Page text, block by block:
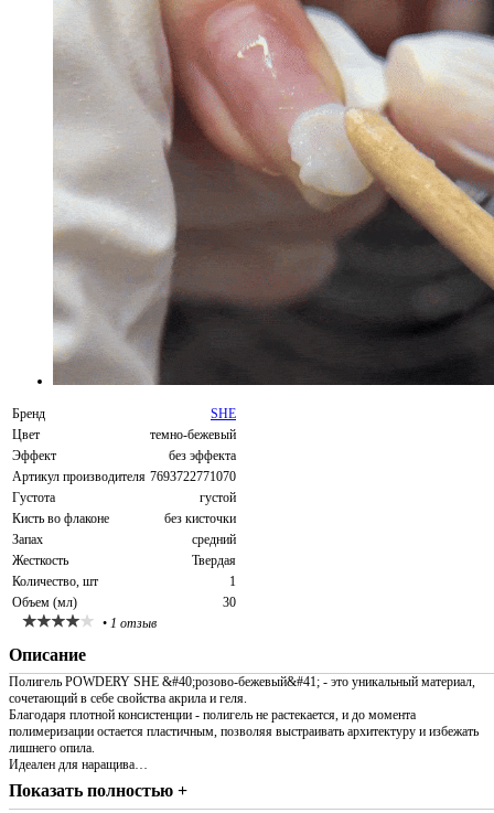
Бренд
SHE
Цвет
темно-бежевый
Эффект
без эффекта
Артикул производителя 7693722771070
Густота
густой
Кисть во флаконе
без кисточки
Запах
средний
Жесткость
Твердая
Количество, шт
1
Объем (мл)
30
• 1 отзыв
Описание
Полигель POWDERY SHE &#40;розово-бежевый&#41; - это уникальный материал,
сочетающий в себе свойства акрила и геля.
Благодаря плотной консистенции - полигель не растекается, и до момента
полимеризации остается пластичным, позволяя выстраивать архитектуру и избежать
лишнего опила.
Идеален для наращива…
Показать полностью +